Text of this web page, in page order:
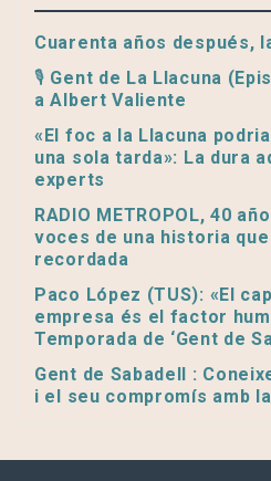
Cuarenta años después,
🎙️ Gent de La Llacuna
a Albert Valiente
«El foc a la Llacuna
una sola tarda»: La dura
experts
RADIO METROPOL, 40
voces de una historia
recordada
Paco López (TUS): «El
empresa és el factor
Temporada de ‘Gent de
Gent de Sabadell :
i el seu compromís amb